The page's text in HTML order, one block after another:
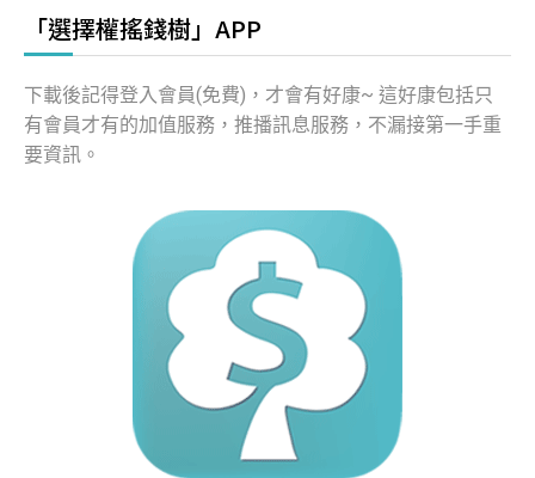
「選擇權搖錢樹」APP
下載後記得登入會員(免費)，才會有好康~ 這好康包括只
有會員才有的加值服務，推播訊息服務，不漏接第一手重
要資訊。